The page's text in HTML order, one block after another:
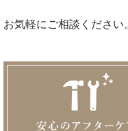
お気軽にご相談ください。